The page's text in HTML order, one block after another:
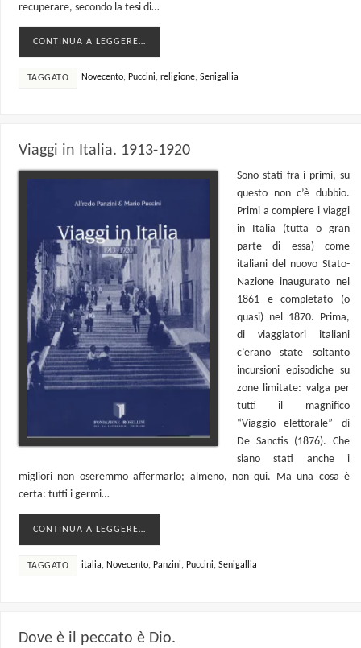
recuperare, secondo la tesi di…
CONTINUA A LEGGERE…
TAGGATO Novecento, Puccini,religione,Senigallia
Viaggi in Italia. 1913-1920
Sono stati fra i primi, su
questo non c’è dubbio.
Primi a compiere i viaggi
in Italia (tutta o gran
parte di essa) come
italiani del nuovo Stato-
Nazione inaugurato nel
1861 e completato (o
quasi) nel 1870. Prima,
di viaggiatori italiani
c’erano state soltanto
incursioni episodiche su
zone limitate: valga per
tutti il magnifico
“Viaggio elettorale” di
De Sanctis (1876). Che
siano stati anche i
migliori non oseremmo affermarlo; almeno, non qui. Ma una cosa è
certa: tutti i germi…
CONTINUA A LEGGERE…
TAGGATO italia, Novecento, Panzini, Puccini,Senigallia
Dove è il peccato è Dio.